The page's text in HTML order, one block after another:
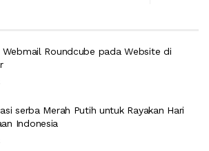
Webmail Roundcube pada Website di
serba Merah Putih untuk Rayakan Hari
Indonesia